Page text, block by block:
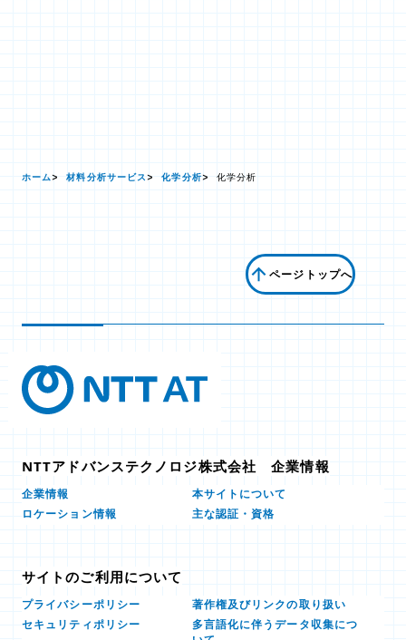
ホーム 材料分析サービス 化学分析 化学分析
ページトップへ
NTTアドバンステクノロジ株式会社 企業情報
企業情報
本サイトについて
ロケーション情報
主な認証・資格
サイトのご利用について
プライバシーポリシー
著作権及びリンクの取り扱い
セキュリティポリシー
多言語化に伴うデータ収集につ